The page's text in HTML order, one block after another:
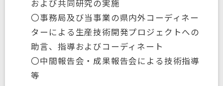
および共同研究の実施
〇事務局及び当事業の県内外コーディネー
ターによる生産技術開発プロジェクトへの
助言、指導およびコーディネート
〇中間報告会・成果報告会による技術指導
等